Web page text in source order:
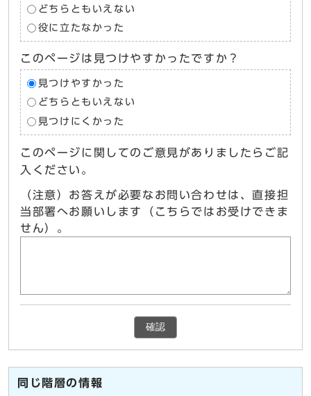
どちらともいえない
役に立たなかった
このページは見つけやすかったですか？
見つけやすかった
どちらともいえない
見つけにくかった
このページに関してのご意見がありましたらご記
入ください。
（注意）お答えが必要なお問い合わせは、直接担
当部署へお願いします（こちらではお受けできま
せん）。
確認
同じ階層の情報